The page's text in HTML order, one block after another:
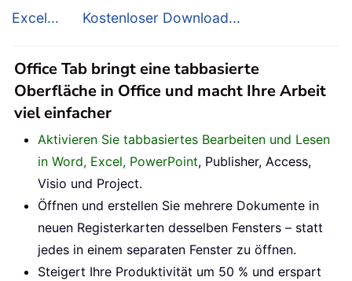
Excel...
Kostenloser Download...
Office Tab bringt eine tabbasierte
Oberfläche in Office und macht Ihre Arbeit
viel einfacher
Aktivieren Sie tabbasiertes Bearbeiten und Lesen
in Word, Excel, PowerPoint, Publisher, Access,
Visio und Project.
Öffnen und erstellen Sie mehrere Dokumente in
neuen Registerkarten desselben Fensters – statt
jedes in einem separaten Fenster zu öffnen.
Steigert Ihre Produktivität um 50 % und erspart